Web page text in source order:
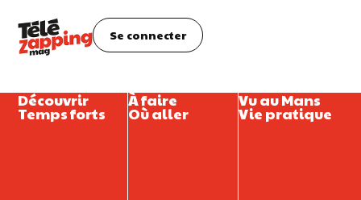
Se connecter
Découvrir
Temps forts
À faire
Où aller
Vu au Mans
Vie pratique